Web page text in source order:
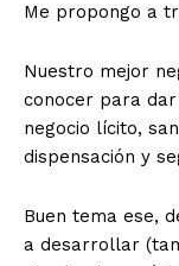
Me propongo a
Nuestro mejor
conocer para
negocio lícito,
dispensación y
Buen tema ese,
a desarrollar